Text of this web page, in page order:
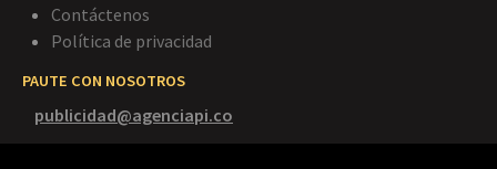
Contáctenos
Política de privacidad
PAUTE CON NOSOTROS
publicidad@agenciapi.co